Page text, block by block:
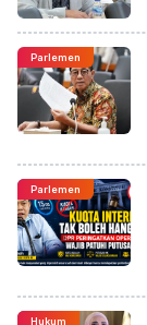
Parlemen
Parlemen
Hukum